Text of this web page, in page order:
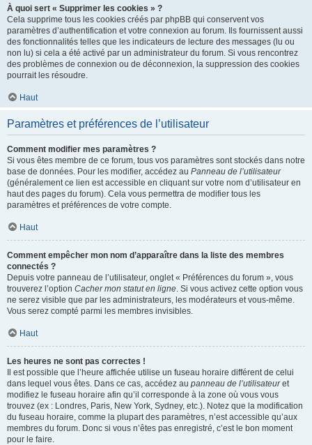
À quoi sert « Supprimer les cookies » ?
Cela supprime tous les cookies créés par phpBB qui conservent vos
paramètres d’authentification et votre connexion au forum. Ils fournissent aussi
des fonctionnalités telles que les indicateurs de lecture des messages (lu ou
non lu) si cela a été activé par un administrateur du forum. Si vous rencontrez
des problèmes de connexion ou de déconnexion, la suppression des cookies
pourrait les résoudre.
Haut
Paramètres et préférences de l’utilisateur
Comment modifier mes paramètres ?
Si vous êtes membre de ce forum, tous vos paramètres sont stockés dans notre
base de données. Pour les modifier, accédez au Panneau de l’utilisateur
(généralement ce lien est accessible en cliquant sur votre nom d’utilisateur en
haut des pages du forum). Cela vous permettra de modifier tous les
paramètres et préférences de votre compte.
Haut
Comment empêcher mon nom d’apparaître dans la liste des membres
connectés ?
Depuis votre panneau de l’utilisateur, onglet « Préférences du forum », vous
trouverez l’option Cacher mon statut en ligne. Si vous activez cette option vous
ne serez visible que par les administrateurs, les modérateurs et vous-même.
Vous serez compté parmi les membres invisibles.
Haut
Les heures ne sont pas correctes !
Il est possible que l’heure affichée utilise un fuseau horaire différent de celui
dans lequel vous êtes. Dans ce cas, accédez au panneau de l’utilisateuret
modifiez le fuseau horaire afin qu’il corresponde à la zone où vous vous
trouvez (ex : Londres, Paris, New York, Sydney, etc.). Notez que la modification
du fuseau horaire, comme la plupart des paramètres, n’est accessible qu’aux
membres du forum. Donc si vous n’êtes pas enregistré, c’est le bon moment
pour le faire.